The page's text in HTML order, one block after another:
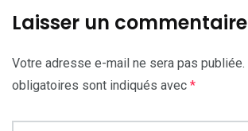
Laisser un commentaire
Votre adresse e-mail ne sera pas publiée.
obligatoires sont indiqués avec *